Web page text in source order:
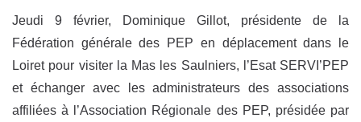
Jeudi 9 février, Dominique Gillot, présidente de la
Fédération générale des PEP en déplacement dans le
Loiret pour visiter la Mas les Saulniers, l’Esat SERVI’PEP
et échanger avec les administrateurs des associations
affiliées à l’Association Régionale des PEP, présidée par